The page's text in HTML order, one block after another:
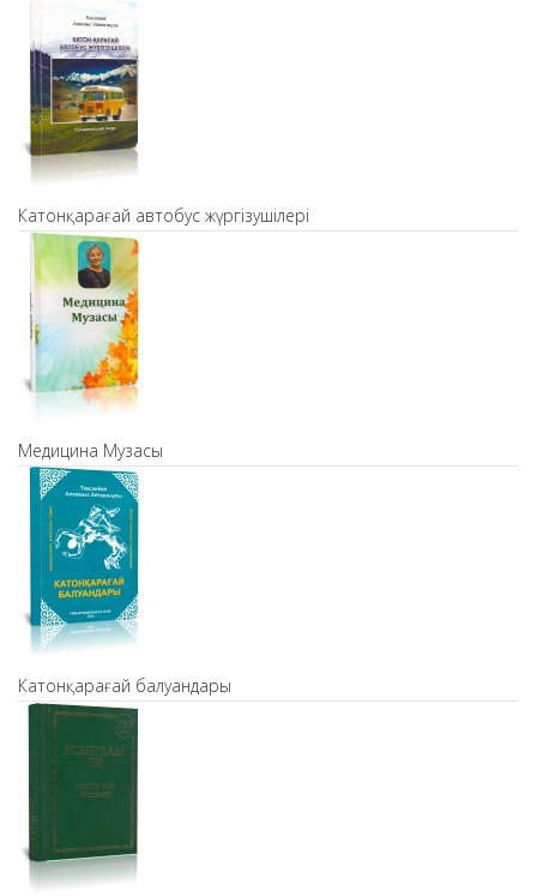
Катонқарағай автобус жүргізушілері
Медицина Музасы
Катонқарағай балуандары